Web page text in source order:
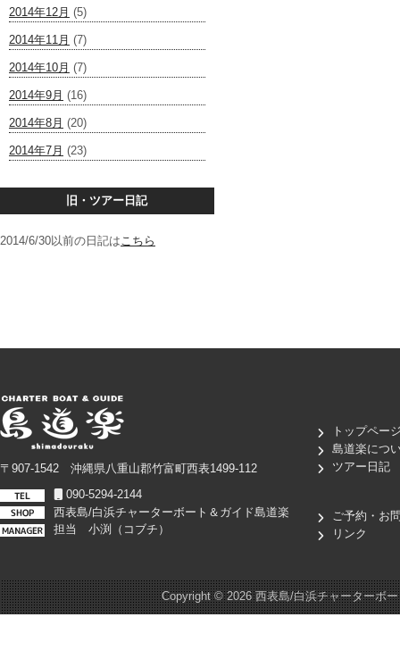
2014年12月 (5)
2014年11月 (7)
2014年10月 (7)
2014年9月 (16)
2014年8月 (20)
2014年7月 (23)
旧・ツアー日記
2014/6/30以前の日記はこちら
〒907-1542 沖縄県八重山郡竹富町西表1499-112
090-5294-2144
西表島/白浜チャーターボート＆ガイド島道楽
担当 小渕（コブチ）
トップペー
島道楽につ
ツアー日記
ご予約・お
リンク
Copyright ©2026 西表島/白浜チャーターボ